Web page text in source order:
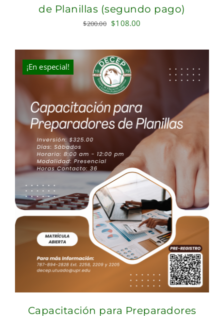
de Planillas (segundo pago)
$200.00 Original
was:
$200.00.
$108.00
is:
¡En especial!
Capacitación para Preparadores